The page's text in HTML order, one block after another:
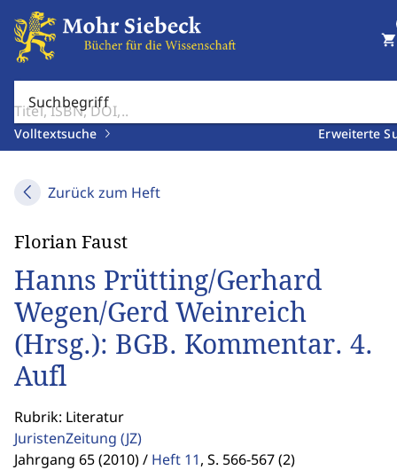
Suchbegriff
Volltextsuche Erweiterte
shopping_cart
Zurück zum Heft
Florian Faust
Hanns Prütting/Gerhard
Wegen/Gerd Weinreich
(Hrsg.): BGB. Kommentar. 4.
Aufl
Rubrik: Literatur
JuristenZeitung (JZ)
Jahrgang 65 (2010) / Heft 11, S. 566-567 (2)